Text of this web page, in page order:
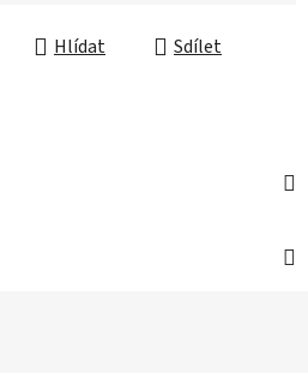
Hlídat Sdílet